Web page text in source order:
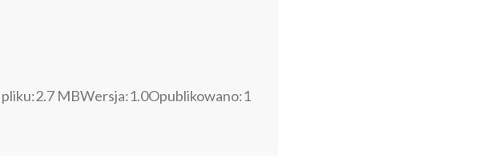
MBWersja:1.0Opublikowano:1